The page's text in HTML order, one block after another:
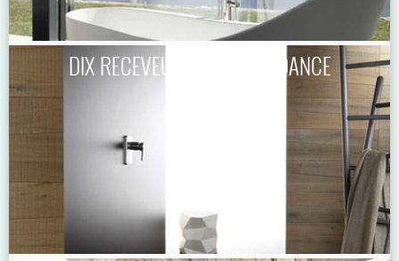
DIX RECEVEURS ULTRATENDANCE